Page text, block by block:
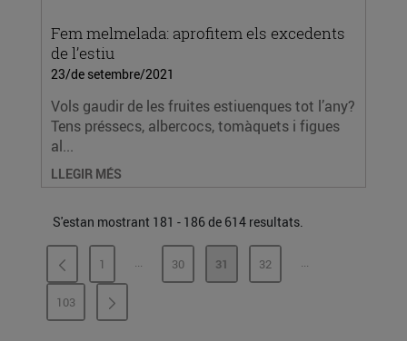
Fem melmelada: aprofitem els excedents
de l’estiu
23/de setembre/2021
Vols gaudir de les fruites estiuenques tot l’any?
Tens préssecs, albercocs, tomàquets i figues
al...
LLEGIR MÉS
S'estan mostrant 181 - 186 de 614 resultats.
PÀGINA
1 ...PÀGINES INTERMÈDIES
PÀGINA
30 PÀGINA
31 PÀGINA
32 ...PÀGINES
PÀGINA
103